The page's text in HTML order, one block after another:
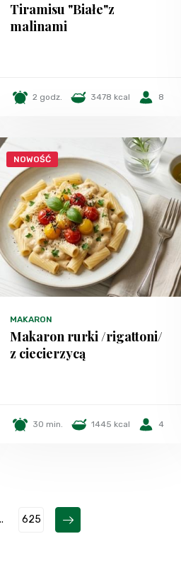
Tiramisu "Białe"z
malinami
2 godz. 3478 kcal 8
NOWOŚĆ
MAKARON
Makaron rurki /rigattoni/
z ciecierzycą
30 min. 1445 kcal 4
625